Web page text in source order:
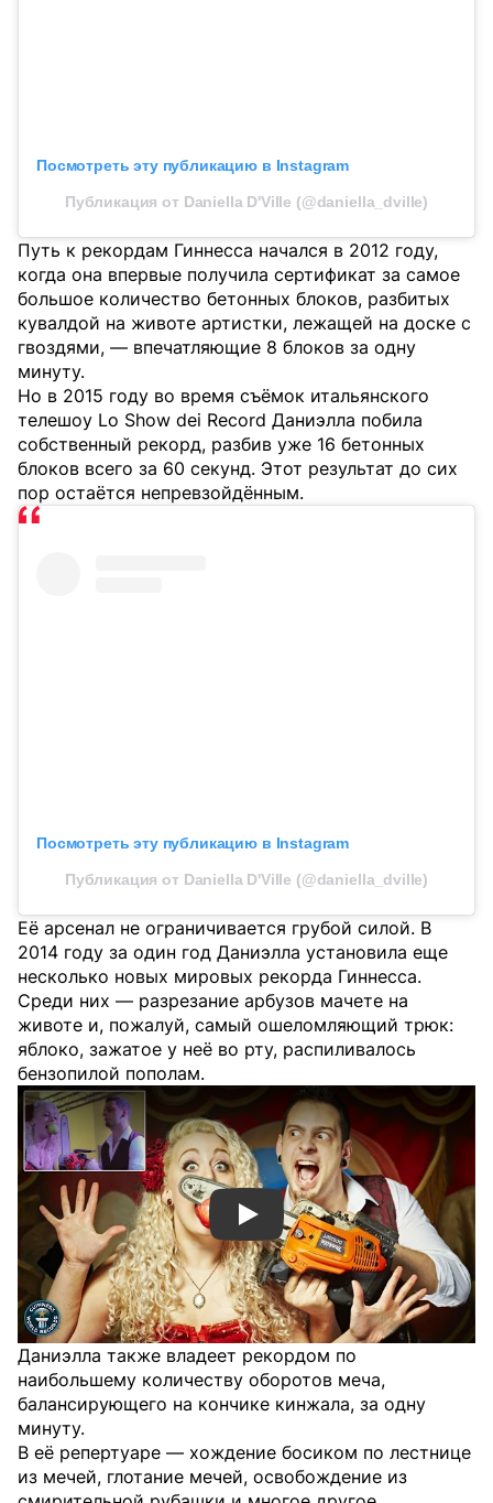
Посмотреть эту публикацию в Instagram
Публикация от Daniella D'Ville (@daniella_dville)
Путь к рекордам Гиннесса начался в 2012 году,
когда она впервые получила сертификат за самое
большое количество бетонных блоков, разбитых
кувалдой на животе артистки, лежащей на доске с
гвоздями, — впечатляющие 8 блоков за одну
минуту.
Но в 2015 году во время съёмок итальянского
телешоу Lo Show dei Record Даниэлла побила
собственный рекорд, разбив уже 16 бетонных
блоков всего за 60 секунд. Этот результат до сих
пор остаётся непревзойдённым.
Посмотреть эту публикацию в Instagram
Публикация от Daniella D'Ville (@daniella_dville)
Её арсенал не ограничивается грубой силой. В
2014 году за один год Даниэлла установила еще
несколько новых мировых рекорда Гиннесса.
Среди них — разрезание арбузов мачете на
животе и, пожалуй, самый ошеломляющий трюк:
яблоко, зажатое у неё во рту, распиливалось
бензопилой пополам.
Смотреть видео YouTube
Даниэлла также владеет рекордом по
наибольшему количеству оборотов меча,
балансирующего на кончике кинжала, за одну
минуту.
В её репертуаре — хождение босиком по лестнице
из мечей, глотание мечей, освобождение из